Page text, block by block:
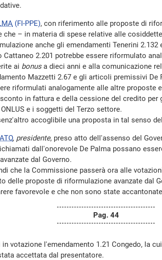
(FI-PPE), con riferimento alle proposte di
che – in materia di spese relative alle
anche gli emendamenti Tenerini 2.132
Cattaneo 2.201 potrebbe essere riformulato
ai bonusa dieci anni e alla comunicazione
Mazzetti 2.67 e gli articoli premissivi De
riformulati analogamente alle altre proposte
in fattura e della cessione del credito
e i soggetti del Terzo settore.
accoglibile una proposta in tal senso
, presidente, preso atto dell'assenso del
dall'onorevole De Palma possano
dal Governo.
che la Commissione passerà ora alle
delle proposte di riformulazione avanzate dal
favorevole e che non sono state
Pag. 44
votazione l'emendamento 1.21 Congedo, la
accettata dal presentatore.